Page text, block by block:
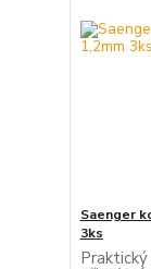
Saenger
3ks